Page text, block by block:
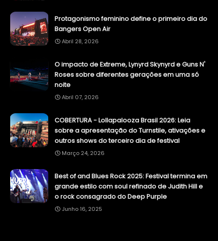
Protagonismo feminino define o primeiro dia do
Bangers Open Air
Abril 28, 2026
O impacto de Extreme, Lynyrd Skynyrd e Guns N'
Roses sobre diferentes gerações em uma só
noite
Abril 07, 2026
COBERTURA - Lollapalooza Brasil 2026: Leia
sobre a apresentação do Turnstile, ativações e
outros shows do terceiro dia de festival
Março 24, 2026
Best of and Blues Rock 2025: Festival termina em
grande estilo com soul refinado de Judith Hill e
o rock consagrado do Deep Purple
Junho 16, 2025